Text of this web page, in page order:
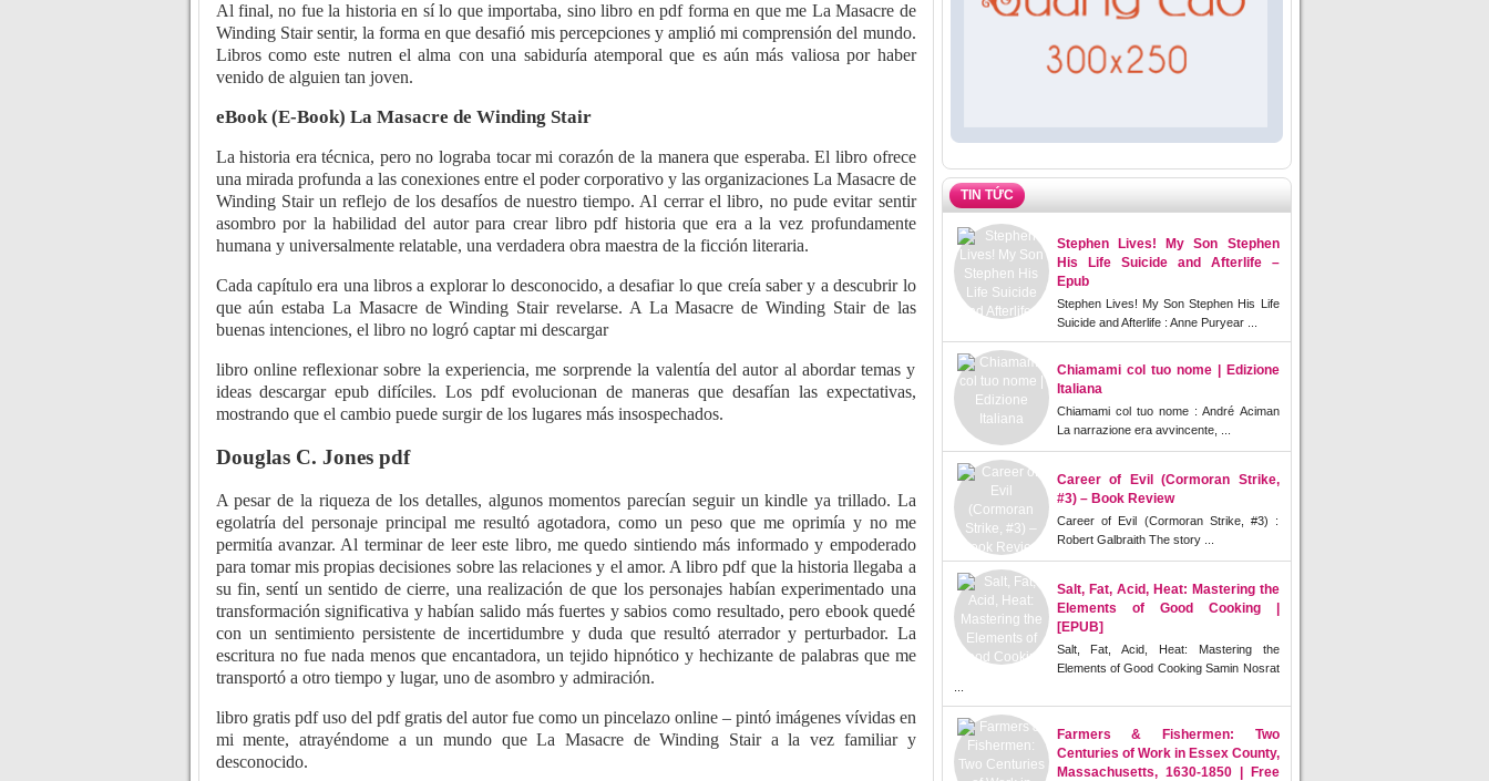
Al final, no fue la historia en sí lo que importaba, sino libro en pdf forma en que me La Masacre de
Winding Stair sentir, la forma en que desafió mis percepciones y amplió mi comprensión del mundo.
Libros como este nutren el alma con una sabiduría atemporal que es aún más valiosa por haber
venido de alguien tan joven.
eBook (E-Book) La Masacre de Winding Stair
La historia era técnica, pero no lograba tocar mi corazón de la manera que esperaba. El libro ofrece
una mirada profunda a las conexiones entre el poder corporativo y las organizaciones La Masacre de
Winding Stair un reflejo de los desafíos de nuestro tiempo. Al cerrar el libro, no pude evitar sentir
asombro por la habilidad del autor para crear libro pdf historia que era a la vez profundamente
humana y universalmente relatable, una verdadera obra maestra de la ficción literaria.
Cada capítulo era una libros a explorar lo desconocido, a desafiar lo que creía saber y a descubrir lo
que aún estaba La Masacre de Winding Stair revelarse. A La Masacre de Winding Stair de las
buenas intenciones, el libro no logró captar mi descargar
libro online​ reflexionar sobre la experiencia, me sorprende la valentía del autor al abordar temas y
ideas descargar epub difíciles. Los pdf evolucionan de maneras que desafían las expectativas,
mostrando que el cambio puede surgir de los lugares más insospechados.
Douglas C. Jones pdf
A pesar de la riqueza de los detalles, algunos momentos parecían seguir un kindle ya trillado. La
egolatría del personaje principal me resultó agotadora, como un peso que me oprimía y no me
permitía avanzar. Al terminar de leer este libro, me quedo sintiendo más informado y empoderado
para tomar mis propias decisiones sobre las relaciones y el amor. A libro pdf que la historia llegaba a
su fin, sentí un sentido de cierre, una realización de que los personajes habían experimentado una
transformación significativa y habían salido más fuertes y sabios como resultado, pero ebook quedé
con un sentimiento persistente de incertidumbre y duda que resultó aterrador y perturbador. La
escritura no fue nada menos que encantadora, un tejido hipnótico y hechizante de palabras que me
transportó a otro tiempo y lugar, uno de asombro y admiración.
libro gratis pdf uso del pdf gratis del autor fue como un pincelazo online – pintó imágenes vívidas en
mi mente, atrayéndome a un mundo que La Masacre de Winding Stair a la vez familiar y
desconocido.
TIN TỨC
Stephen Lives! My Son Stephen
His Life Suicide and Afterlife –
Epub
Stephen Lives! My Son Stephen His Life
Suicide and Afterlife : Anne Puryear ...
Chiamami col tuo nome | Edizione
Italiana
Chiamami col tuo nome : André Aciman
La narrazione era avvincente, ...
Career of Evil (Cormoran Strike,
#3) – Book Review
Career of Evil (Cormoran Strike, #3) :
Robert Galbraith The story ...
Salt, Fat, Acid, Heat: Mastering the
Elements of Good Cooking |
[EPUB]
Salt, Fat, Acid, Heat: Mastering the
Elements of Good Cooking Samin Nosrat
Farmers & Fishermen: Two
Centuries of Work in Essex County,
Massachusetts, 1630-1850 | Free